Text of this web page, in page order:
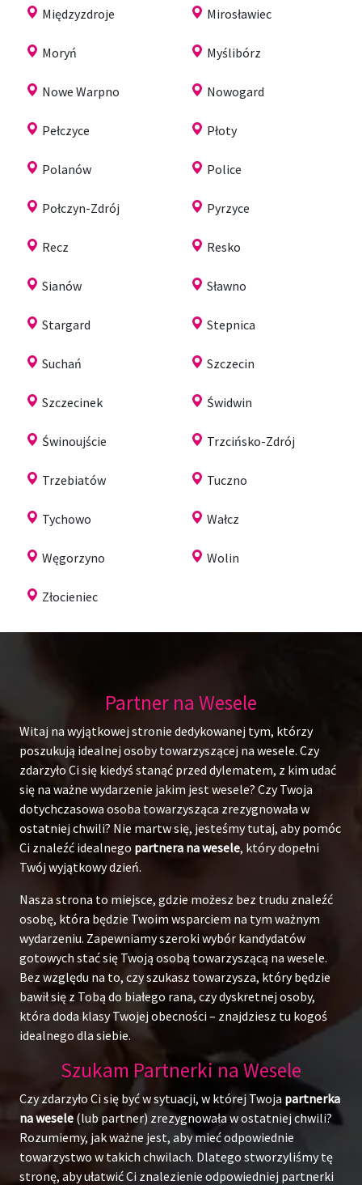
Międzyzdroje Mirosławiec
Moryń Myślibórz
Nowe Warpno Nowogard
Pełczyce Płoty
Polanów Police
Połczyn-Zdrój Pyrzyce
Recz Resko
Sianów Sławno
Stargard Stepnica
Suchań Szczecin
Szczecinek Świdwin
Świnoujście Trzcińsko-Zdrój
Trzebiatów Tuczno
Tychowo Wałcz
Węgorzyno Wolin
Złocieniec
Partner na Wesele
Witaj na wyjątkowej stronie dedykowanej tym, którzy
poszukują idealnej osoby towarzyszącej na wesele. Czy
zdarzyło Ci się kiedyś stanąć przed dylematem, z kim udać
się na ważne wydarzenie jakim jest wesele? Czy Twoja
dotychczasowa osoba towarzysząca zrezygnowała w
ostatniej chwili? Nie martw się, jesteśmy tutaj, aby pomóc
Ci znaleźć idealnego partnera na wesele, który dopełni
Twój wyjątkowy dzień.
Nasza strona to miejsce, gdzie możesz bez trudu znaleźć
osobę, która będzie Twoim wsparciem na tym ważnym
wydarzeniu. Zapewniamy szeroki wybór kandydatów
gotowych stać się Twoją osobą towarzyszącą na wesele.
Bez względu na to, czy szukasz towarzysza, który będzie
bawił się z Tobą do białego rana, czy dyskretnej osoby,
która doda klasy Twojej obecności – znajdziesz tu kogoś
idealnego dla siebie.
Szukam Partnerki na Wesele
Czy zdarzyło Ci się być w sytuacji, w której Twoja partnerka
na wesele (lub partner) zrezygnowała w ostatniej chwili?
Rozumiemy, jak ważne jest, aby mieć odpowiednie
towarzystwo w takich chwilach. Dlatego stworzyliśmy tę
stronę, aby ułatwić Ci znalezienie odpowiedniej partnerki